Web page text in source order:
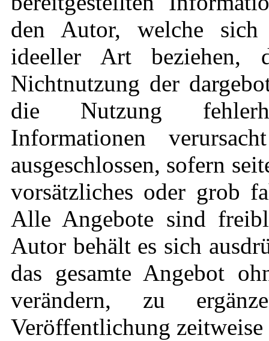
den Autor, welche sich
ideeller Art beziehen,
Nichtnutzung der
die Nutzung
Informationen
ausgeschlossen, sofern
vorsätzliches oder grob
Alle Angebote sind
Autor behält es sich
das gesamte Angebot
verändern, zu
Veröffentlichung